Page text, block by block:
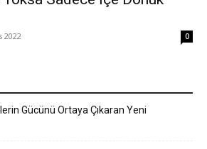
2022 0
Gücünü Ortaya Çıkaran Yeni